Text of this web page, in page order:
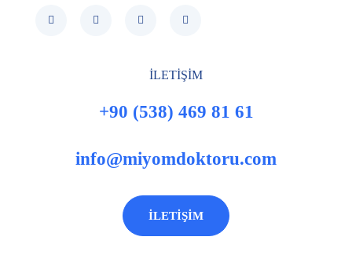
İLETİŞİM
+90 (538) 469 81 61
info@miyomdoktoru.com
İLETİŞİM